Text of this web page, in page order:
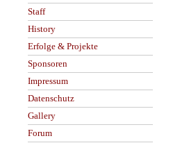
Staff
History
Erfolge & Projekte
Sponsoren
Impressum
Datenschutz
Gallery
Forum